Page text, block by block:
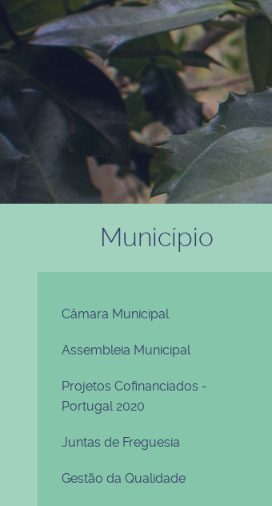
Município
Câmara Municipal
Assembleia Municipal
Projetos Cofinanciados -
Portugal 2020
Juntas de Freguesia
Gestão da Qualidade